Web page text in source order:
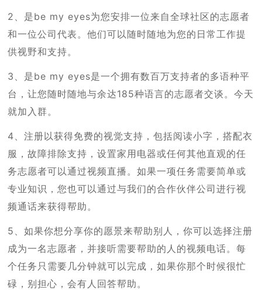
2、是be my eyes为您安排一位来自全球社区的志愿者
和一位公司代表。他们可以随时随地为您的日常工作提
供视野和支持。
3、是be my eyes是一个拥有数百万支持者的多语种平
台，让您随时随地与余达185种语言的志愿者交谈。今天
就加入群。
4、注册以获得免费的视觉支持，包括阅读小字，搭配衣
服，故障排除支持，设置家用电器或任何其他直观的任
务志愿者可以通过视频直播。如果一项任务需要简单或
专业知识，您也可以通过与我们的合作伙伴公司进行视
频通话来获得帮助。
5、如果你想分享你的愿景来帮助别人，你可以选择注册
成为一名志愿者，并接听需要帮助的人的视频电话。每
个任务只需要几分钟就可以完成，如果你那个时候很忙
碌，别担心，会有人回答帮助。